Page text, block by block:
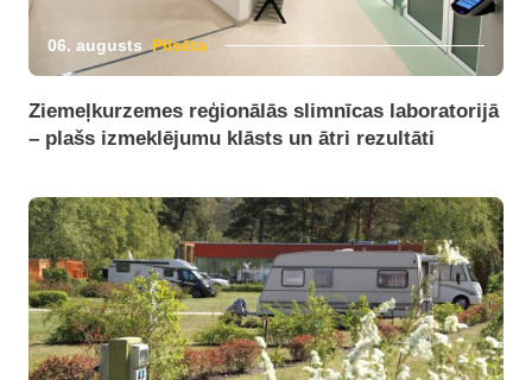
06. augusts Pilsēta
Ziemeļkurzemes reģionālās slimnīcas laboratorijā
– plašs izmeklējumu klāsts un ātri rezultāti